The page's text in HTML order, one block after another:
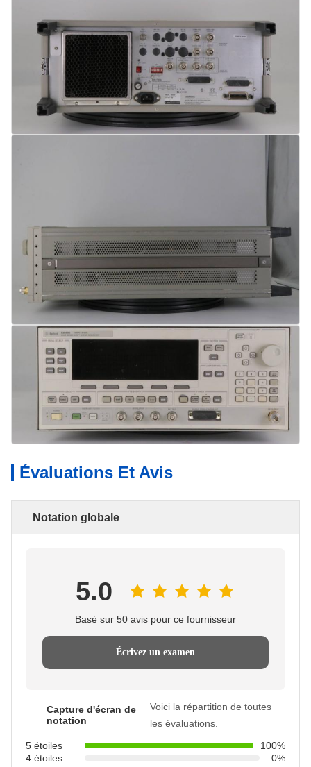
Évaluations Et Avis
Notation globale
5.0
Basé sur 50 avis pour ce fournisseur
Écrivez un examen
Capture d'écran de
notation
Voici la répartition de toutes
les évaluations.
5 étoiles
100%
4 étoiles
0%